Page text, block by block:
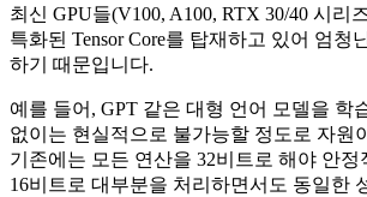
최신 GPU들(V100, A100, RTX 30/40 시리
특화된 Tensor Core를 탑재하고 있어 엄청
하기 때문입니다.
예를 들어, GPT 같은 대형 언어 모델을 학
없이는 현실적으로 불가능할 정도로 자원
기존에는 모든 연산을 32비트로 해야 안
16비트로 대부분을 처리하면서도 동일한